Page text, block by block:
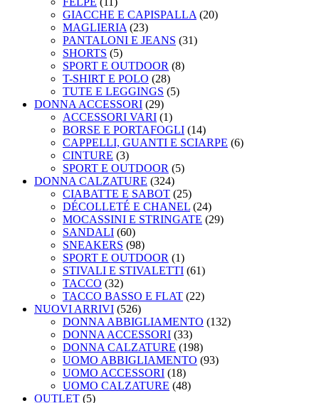
GIACCHE E CAPISPALLA (20)
MAGLIERIA (23)
PANTALONI E JEANS (31)
SHORTS (5)
SPORT E OUTDOOR (8)
T-SHIRT E POLO (28)
TUTE E LEGGINGS (5)
DONNA ACCESSORI (29)
ACCESSORI VARI (1)
BORSE E PORTAFOGLI (14)
CAPPELLI, GUANTI E SCIARPE (6)
CINTURE (3)
SPORT E OUTDOOR (5)
DONNA CALZATURE (324)
CIABATTE E SABOT (25)
DÉCOLLETÉ E CHANEL (24)
MOCASSINI E STRINGATE (29)
SANDALI (60)
SNEAKERS (98)
SPORT E OUTDOOR (1)
STIVALI E STIVALETTI (61)
TACCO (32)
TACCO BASSO E FLAT (22)
NUOVI ARRIVI (526)
DONNA ABBIGLIAMENTO (132)
DONNA ACCESSORI (33)
DONNA CALZATURE (198)
UOMO ABBIGLIAMENTO (93)
UOMO ACCESSORI (18)
UOMO CALZATURE (48)
OUTLET (5)